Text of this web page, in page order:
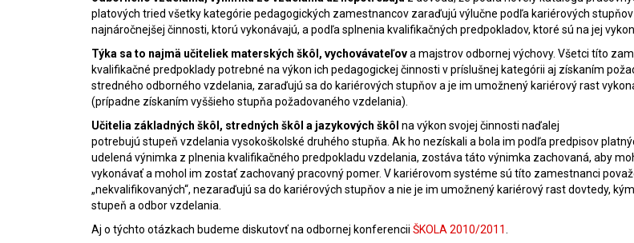
platových tried všetky kategórie pedagogických zamestnancov zaraďujú výlučne podľa kariérových
najnáročnejšej činnosti, ktorú vykonávajú, a podľa splnenia kvalifikačných predpokladov, ktoré sú na jej
Týka sa to najmä učiteliek materských škôl, vychovávateľova majstrov odbornej výchovy. Všetci títo
kvalifikačné predpoklady potrebné na výkon ich pedagogickej činnosti v príslušnej kategórii aj získaním
stredného odborného vzdelania, zaraďujú sa do kariérových stupňov a je im umožnený kariérový rast
(prípadne získaním vyššieho stupňa požadovaného vzdelania).
Učitelia základných škôl, stredných škôl a jazykových škôl na výkon svojej činnosti naďalej
potrebujú stupeň vzdelania vysokoškolské druhého stupňa. Ak ho nezískali a bola im podľa predpisov
udelená výnimka z plnenia kvalifikačného predpokladu vzdelania, zostáva táto výnimka zachovaná, aby
vykonávať a mohol im zostať zachovaný pracovný pomer. V kariérovom systéme sú títo zamestnanci
„nekvalifikovaných“, nezaraďujú sa do kariérových stupňov a nie je im umožnený kariérový rast dovtedy,
stupeň a odbor vzdelania.
Aj o týchto otázkach budeme diskutovť na odbornej konferencii ŠKOLA 2010/2011